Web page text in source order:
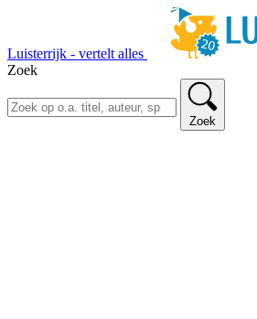
Luisterrijk - vertelt alles
Zoek
Zoek